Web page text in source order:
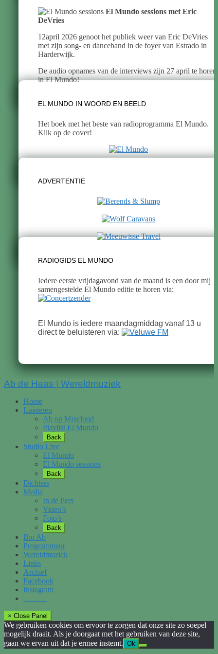
El Mundo sessions met Eric
DeVries
12april 2026 genoot het publiek weer van Eric DeVries
met zijn song- en danceband in de foyer van Estrado in
Harderwijk.
De audio opnames van de interviews zijn 27 april te horen
in El Mundo!
EL MUNDO IN WOORD EN BEELD
Het boek met het beste van radioprogramma El Mundo.
Klik op de cover!
ADVERTENTIE
RADIOGIDS EL MUNDO
Iedere eerste vrijdagavond van de maand is een door mij
samengestelde El Mundo editie te horen via:
El Mundo is iedere maandagmiddag vanaf 13 u
direct te beluisteren via:
Scroll
Ab de Haas | Wereldmuziek
Home
Luisteren
Ab op Mixcloud
Playlist El Mundo
Back
Studio Live
El Mundo
El Mundo sessions
Back
Dichters
Media
In de Pers
Video’s
Foto’s
Back
Bio Ab
Programmeur
Wereldmuziek
Links
Archief
Facebook
Instagram
× Close Panel
We gebruiken cookies om ervoor te zorgen dat onze site zo soepel
mogelijk draait. Als je doorgaat met het gebruiken van deze site,
gaan we ervan uit dat je ermee instemt. Ok